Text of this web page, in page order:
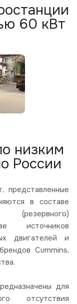
60 кВт
низким
России
представленные
в составе
источников
двигателей и
Cummins,
для
отсутствия